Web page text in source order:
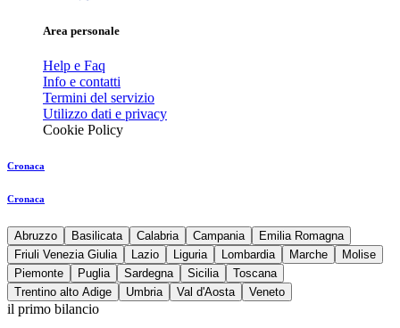
Area personale
Help e Faq
Info e contatti
Termini del servizio
Utilizzo dati e privacy
Cookie Policy
Cronaca
Cronaca
Abruzzo Basilicata Calabria Campania
Emilia Romagna
Friuli Venezia Giulia
Lazio Liguria Lombardia Marche
Molise
Piemonte
Puglia Sardegna Sicilia
Toscana
Trentino alto Adige
Umbria Val d'Aosta Veneto
il primo bilancio